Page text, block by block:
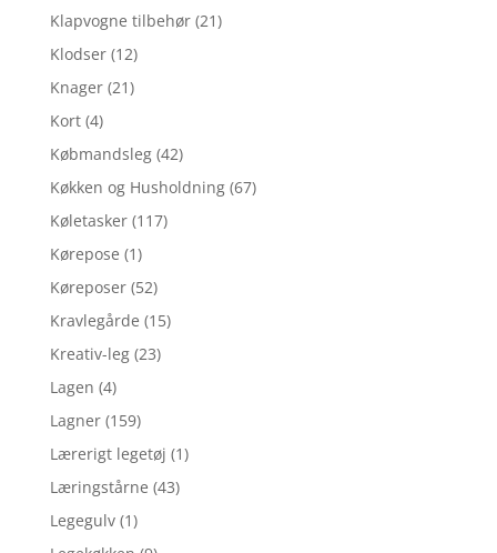
Klapvogne tilbehør (21)
Klodser (12)
Knager (21)
Kort (4)
Købmandsleg (42)
Køkken og Husholdning (67)
Køletasker (117)
Kørepose (1)
Køreposer (52)
Kravlegårde (15)
Kreativ-leg (23)
Lagen (4)
Lagner (159)
Lærerigt legetøj (1)
Læringstårne (43)
Legegulv (1)